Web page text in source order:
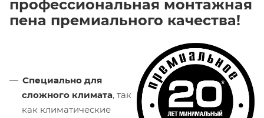
профессиональная монтажная
пена премиального качества!
Специально для
сложного климата, так
как климатические